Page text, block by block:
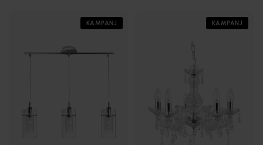
KAMPANJ KAMPANJ